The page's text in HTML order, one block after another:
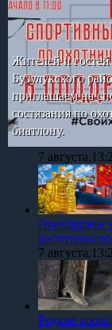
Жителей и гостей
Бузулукского
приглашаем на
состязания по
биатлону.
7
Оренбуржье
7
Редкие